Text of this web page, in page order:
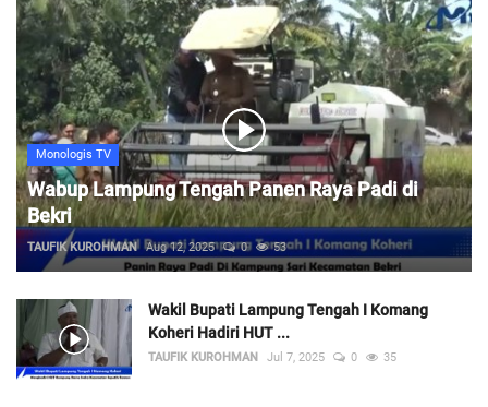
Monologis TV
Wabup Lampung Tengah Panen Raya Padi di
Bekri
TAUFIK KUROHMAN Aug 12, 2025 0 53
Wakil Bupati Lampung Tengah I Komang
Koheri Hadiri HUT ...
TAUFIK KUROHMAN Jul 7, 2025 0 35